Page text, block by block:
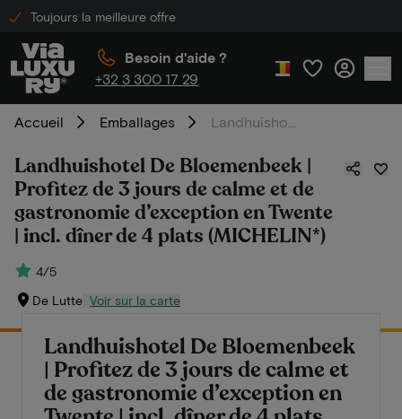
Toujours la meilleure offre
Besoin d'aide ?
+32 3 300 17 29
Accueil Emballages
Landhuishotel De Bloemenbeek |
Profitez de 3 jours de calme et de
gastronomie d’exception en Twente
| incl. dîner de 4 plats (MICHELIN*)
4/5
De Lutte Voir sur la carte
Landhuishotel De Bloemenbeek
| Profitez de 3 jours de calme et
de gastronomie d’exception en